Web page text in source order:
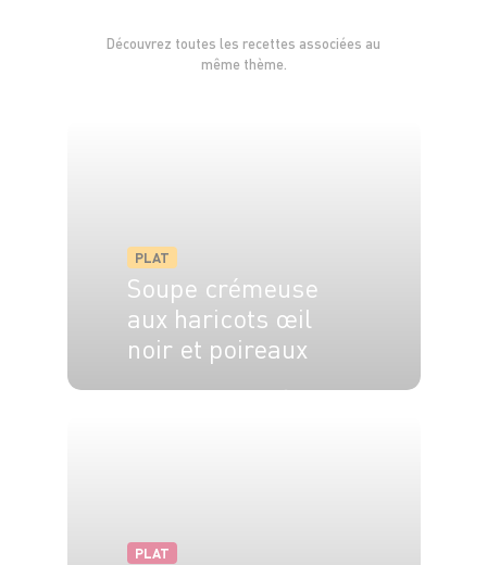
Découvrez toutes les recettes associées au
même thème.
PLAT
Soupe crémeuse
aux haricots œil
noir et poireaux
PLAT